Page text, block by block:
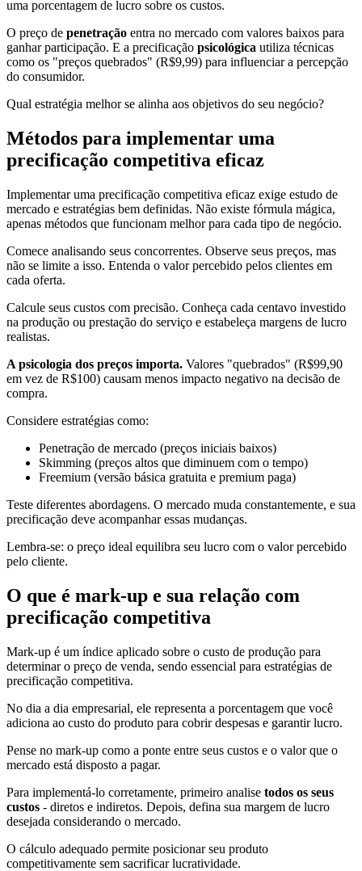
uma porcentagem de lucro sobre os custos.
O preço de penetração entra no mercado com valores baixos para
ganhar participação. E a precificação psicológica utiliza técnicas
como os "preços quebrados" (R$9,99) para influenciar a percepção
do consumidor.
Qual estratégia melhor se alinha aos objetivos do seu negócio?
Métodos para implementar uma
precificação competitiva eficaz
Implementar uma precificação competitiva eficaz exige estudo de
mercado e estratégias bem definidas. Não existe fórmula mágica,
apenas métodos que funcionam melhor para cada tipo de negócio.
Comece analisando seus concorrentes. Observe seus preços, mas
não se limite a isso. Entenda o valor percebido pelos clientes em
cada oferta.
Calcule seus custos com precisão. Conheça cada centavo investido
na produção ou prestação do serviço e estabeleça margens de lucro
realistas.
A psicologia dos preços importa. Valores "quebrados" (R$99,90
em vez de R$100) causam menos impacto negativo na decisão de
compra.
Considere estratégias como:
Penetração de mercado (preços iniciais baixos)
Skimming (preços altos que diminuem com o tempo)
Freemium (versão básica gratuita e premium paga)
Teste diferentes abordagens. O mercado muda constantemente, e sua
precificação deve acompanhar essas mudanças.
Lembra-se: o preço ideal equilibra seu lucro com o valor percebido
pelo cliente.
O que é mark-up e sua relação com
precificação competitiva
Mark-up é um índice aplicado sobre o custo de produção para
determinar o preço de venda, sendo essencial para estratégias de
precificação competitiva.
No dia a dia empresarial, ele representa a porcentagem que você
adiciona ao custo do produto para cobrir despesas e garantir lucro.
Pense no mark-up como a ponte entre seus custos e o valor que o
mercado está disposto a pagar.
Para implementá-lo corretamente, primeiro analise todos os seus
custos - diretos e indiretos. Depois, defina sua margem de lucro
desejada considerando o mercado.
O cálculo adequado permite posicionar seu produto
competitivamente sem sacrificar lucratividade.